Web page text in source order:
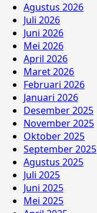
Agustus 2026
Juli 2026
Juni 2026
Mei 2026
April 2026
Maret 2026
Februari 2026
Januari 2026
Desember 2025
November 2025
Oktober 2025
September 2025
Agustus 2025
Juli 2025
Juni 2025
Mei 2025